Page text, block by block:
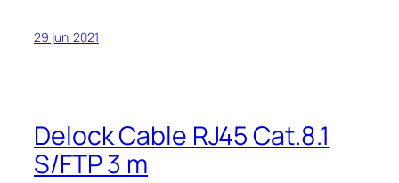
29 juni 2021
Delock Cable RJ45 Cat.8.1
S/FTP 3 m